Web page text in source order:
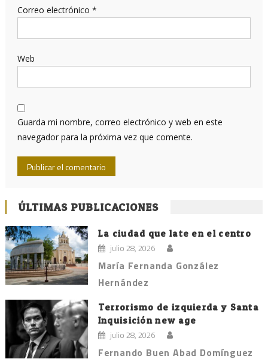
Correo electrónico *
Web
Guarda mi nombre, correo electrónico y web en este
navegador para la próxima vez que comente.
ÚLTIMAS PUBLICACIONES
La ciudad que late en el centro
julio 28, 2026
María Fernanda González
Hernández
Terrorismo de izquierda y Santa
Inquisición new age
julio 28, 2026
Fernando Buen Abad Domínguez